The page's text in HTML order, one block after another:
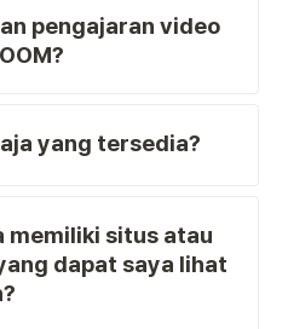
pengajaran video
yang tersedia?
memiliki situs atau
dapat saya lihat